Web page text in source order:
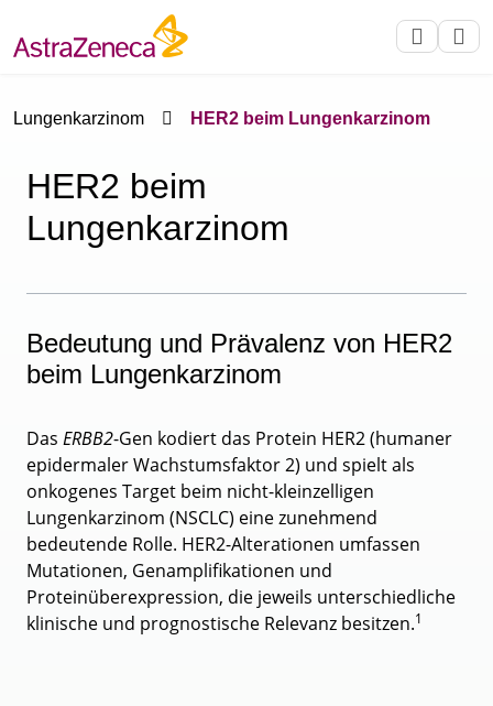
Lungenkarzinom HER2 beim Lungenkarzinom
HER2 beim
Lungenkarzinom
Bedeutung und Prävalenz von HER2
beim Lungenkarzinom
Das ERBB2-Gen kodiert das Protein HER2 (humaner
epidermaler Wachstumsfaktor 2) und spielt als
onkogenes Target beim nicht-kleinzelligen
Lungenkarzinom (NSCLC) eine zunehmend
bedeutende Rolle. HER2-Alterationen umfassen
Mutationen, Genamplifikationen und
Proteinüberexpression, die jeweils unterschiedliche
klinische und prognostische Relevanz besitzen.1